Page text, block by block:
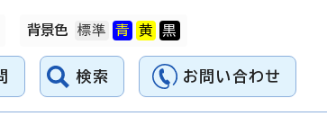
背景色
検索 お問い合わせ